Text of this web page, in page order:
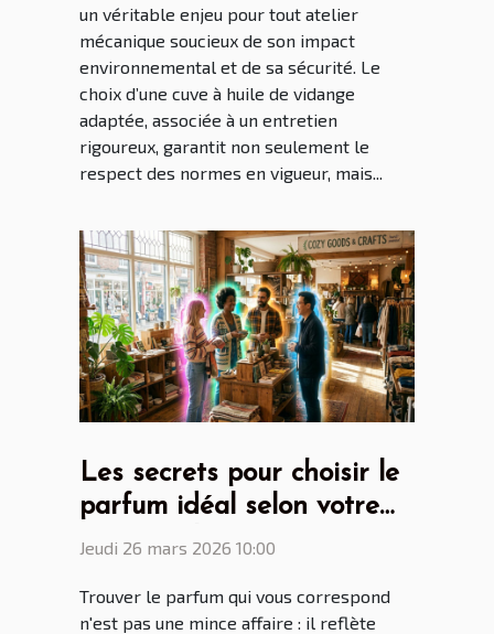
un véritable enjeu pour tout atelier
mécanique soucieux de son impact
environnemental et de sa sécurité. Le
choix d’une cuve à huile de vidange
adaptée, associée à un entretien
rigoureux, garantit non seulement le
respect des normes en vigueur, mais...
Les secrets pour choisir le
parfum idéal selon votre
personnalité
Jeudi 26 mars 2026 10:00
Trouver le parfum qui vous correspond
n'est pas une mince affaire : il reflète